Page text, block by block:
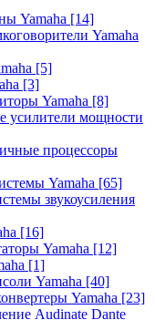
Yamaha [14]
Yamaha
[5]
[3]
Yamaha [8]
усилители мощности
процессоры
Yamaha [65]
звукоусиления
[16]
Yamaha [12]
[1]
Yamaha [40]
Yamaha [23]
Audinate Dante